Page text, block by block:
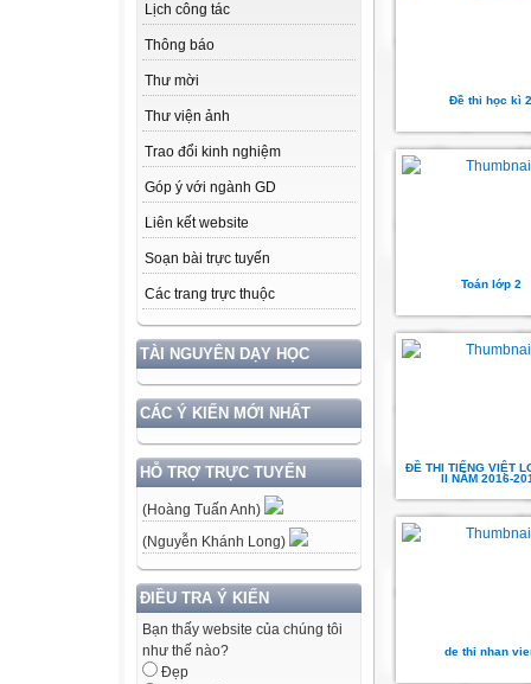
Lịch công tác
Thông báo
Thư mời
Thư viện ảnh
Trao đổi kinh nghiệm
Góp ý với ngành GD
Liên kết website
Soạn bài trực tuyến
Các trang trực thuộc
TÀI NGUYÊN DẠY HỌC
CÁC Ý KIẾN MỚI NHẤT
HỖ TRỢ TRỰC TUYẾN
(Hoàng Tuấn Anh)
(Nguyễn Khánh Long)
ĐIỀU TRA Ý KIẾN
Bạn thấy website của chúng tôi
như thế nào?
Đẹp
Đề thi học kì 2
Toán lớp 2
ĐỀ THI TIẾNG VIỆT
II NĂM 2016-
de thi nhan